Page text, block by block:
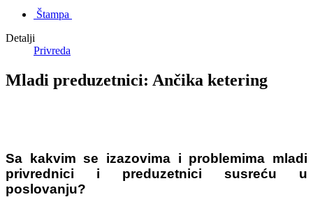
Štampa
Detalji
Privreda
Mladi preduzetnici: Ančika ketering
Sa kakvim se izazovima i problemima mladi
privrednici i preduzetnici susreću u
poslovanju?